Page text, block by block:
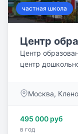
частная школа
Центр
Центр
центр
баллы ОГЭ, ЕГЭ.
Москва,
495 000 руб
в год